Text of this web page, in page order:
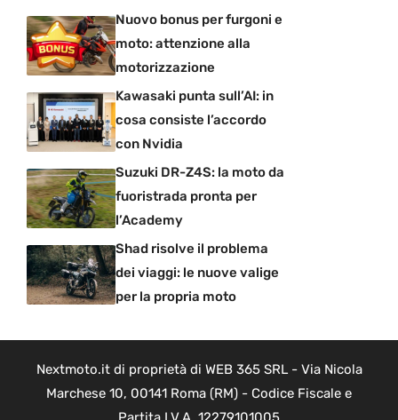
Nuovo bonus per furgoni e
moto: attenzione alla
motorizzazione
Kawasaki punta sull’AI: in
cosa consiste l’accordo
con Nvidia
Suzuki DR-Z4S: la moto da
fuoristrada pronta per
l’Academy
Shad risolve il problema
dei viaggi: le nuove valige
per la propria moto
Nextmoto.it di proprietà di WEB 365 SRL - Via Nicola
Marchese 10, 00141 Roma (RM) - Codice Fiscale e